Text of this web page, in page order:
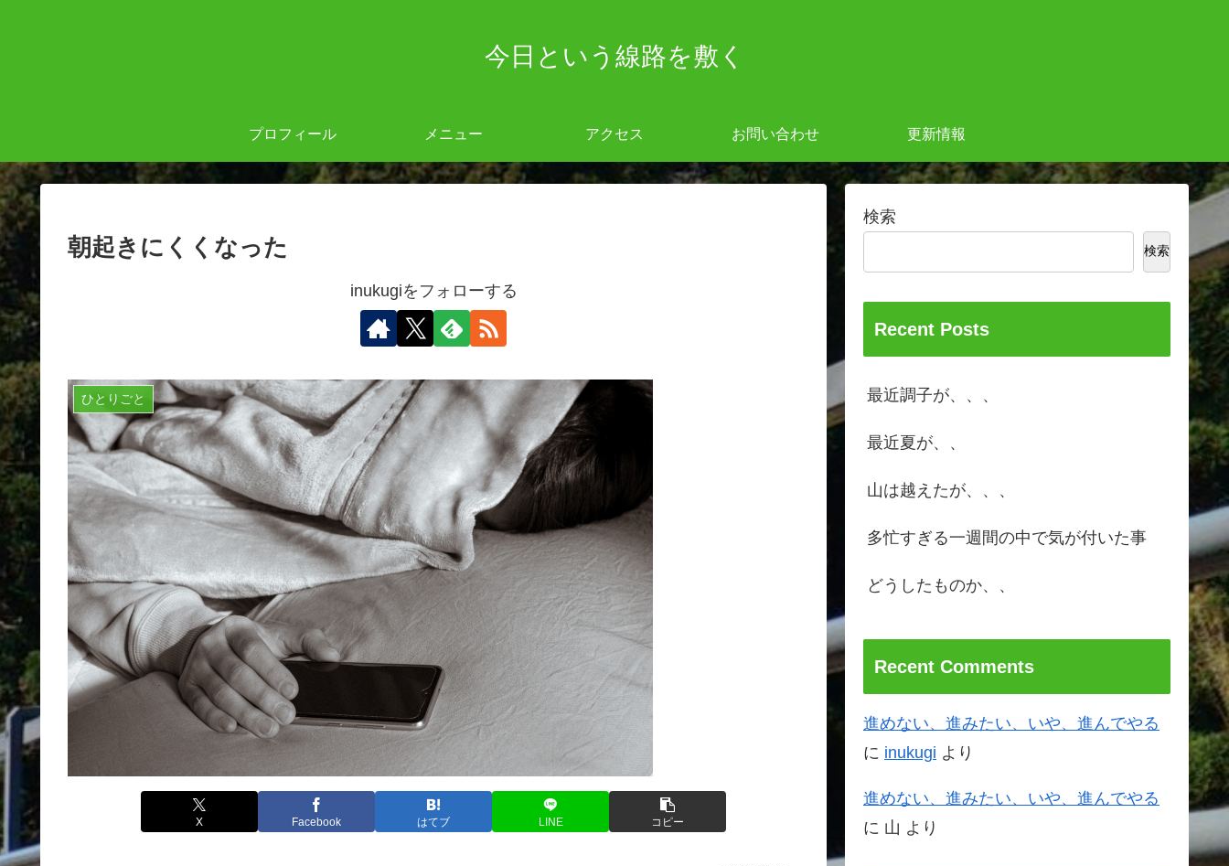
今日という線路を敷く
プロフィール メニュー アクセス お問い合わせ 更新情報
朝起きにくくなった
inukugiをフォローする
ひとりごと
X Facebook はてブ LINE コピー
検索
検索
Recent Posts
最近調子が、、、
最近夏が、、
山は越えたが、、、
多忙すぎる一週間の中で気が付いた事
どうしたものか、、
Recent Comments
進めない、進みたい、いや、進んでやる
に inukugi より
進めない、進みたい、いや、進んでやる
に 山 より